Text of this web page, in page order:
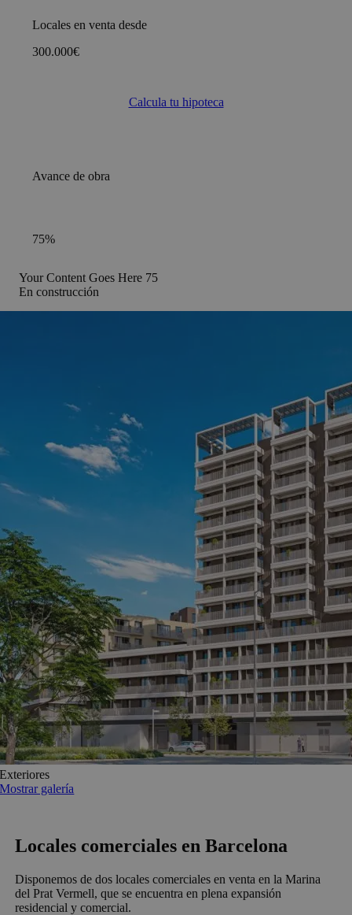
Locales en venta desde
300.000€
Calcula tu hipoteca
Avance de obra
75%
Your Content Goes Here 75
En construcción
Exteriores
Mostrar galería
Locales comerciales en Barcelona
Disponemos de dos locales comerciales en venta en la Marina
del Prat Vermell, que se encuentra en plena expansión
residencial y comercial.